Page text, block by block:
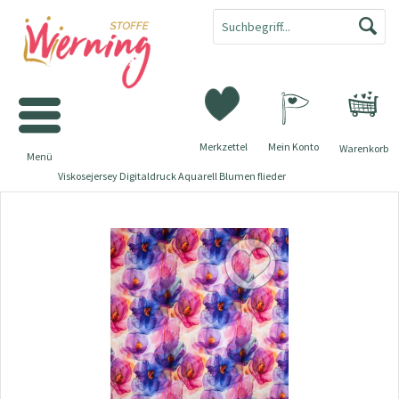
Warenkorb
Merkzettel Mein Konto
Menü
Viskosejersey Digitaldruck Aquarell Blumen flieder